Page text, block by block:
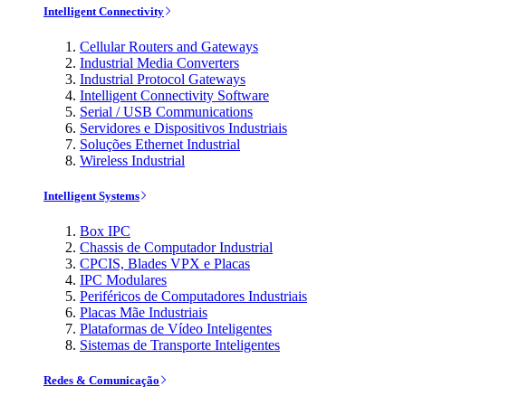
Intelligent Connectivity
Cellular Routers and Gateways
Industrial Media Converters
Industrial Protocol Gateways
Intelligent Connectivity Software
Serial / USB Communications
Servidores e Dispositivos Industriais
Soluções Ethernet Industrial
Wireless Industrial
Intelligent Systems
Box IPC
Chassis de Computador Industrial
CPCIS, Blades VPX e Placas
IPC Modulares
Periféricos de Computadores Industriais
Placas Mãe Industriais
Plataformas de Vídeo Inteligentes
Sistemas de Transporte Inteligentes
Redes & Comunicação